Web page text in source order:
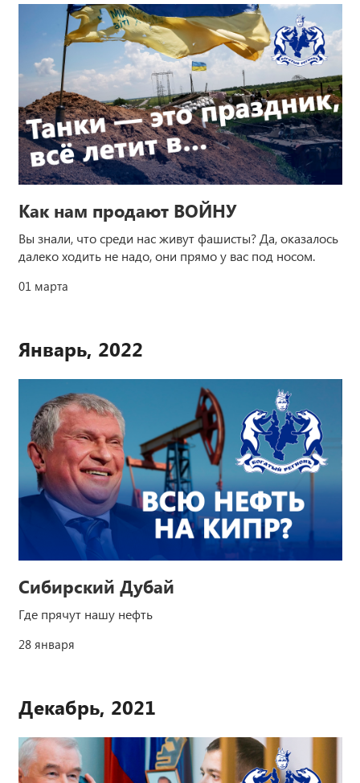
Как нам продают ВОЙНУ
Вы знали, что среди нас живут фашисты? Да, оказалось
далеко ходить не надо, они прямо у вас под носом.
01 марта
Январь, 2022
Сибирский Дубай
Где прячут нашу нефть
28 января
Декабрь, 2021